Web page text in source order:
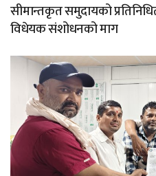
सीमान्तकृत समुदायको
विधेयक संशोधनको माग